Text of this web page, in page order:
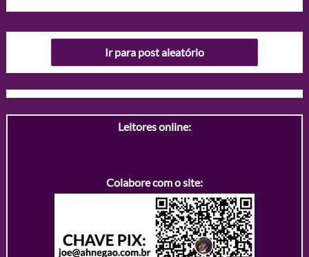
Ir para post aleatório
Leitores online:
Colabore com o site: